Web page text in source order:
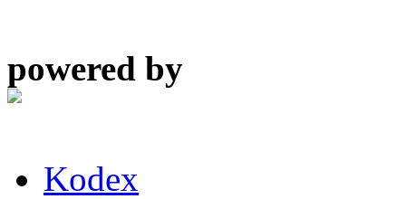
powered by
Kodex